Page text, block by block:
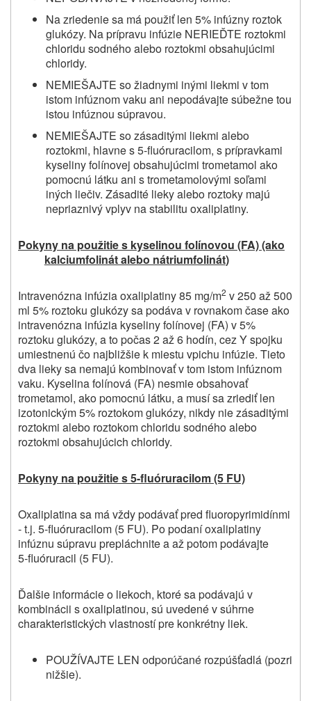
Na zriedenie sa má použiť len 5% infúzny roztok
glukózy. Na prípravu infúzie NERIEĎTE roztokmi
chloridu sodného alebo roztokmi obsahujúcimi
chloridy.
NEMIEŠAJTE so žiadnymi inými liekmi v tom
istom infúznom vaku ani nepodávajte súbežne tou
istou infúznou súpravou.
NEMIEŠAJTE so zásaditými liekmi alebo
roztokmi, hlavne s 5‑fluóruracilom, s prípravkami
kyseliny folínovej obsahujúcimi trometamol ako
pomocnú látku ani s trometamolovými soľami
iných liečiv. Zásadité lieky alebo roztoky majú
nepriaznivý vplyv na stabilitu oxaliplatiny.
Pokyny na použitie s kyselinou folínovou (FA) (ako
kalciumfolinát alebo nátriumfolinát)
Intravenózna infúzia oxaliplatiny 85 mg/m2 v 250 až 500
ml 5% roztoku glukózy sa podáva v rovnakom čase ako
intravenózna infúzia kyseliny folínovej (FA) v 5%
roztoku glukózy, a to počas 2 až 6 hodín, cez Y spojku
umiestnenú čo najbližšie k miestu vpichu infúzie. Tieto
dva lieky sa nemajú kombinovať v tom istom infúznom
vaku. Kyselina folínová (FA) nesmie obsahovať
trometamol, ako pomocnú látku, a musí sa zriediť len
izotonickým 5% roztokom glukózy, nikdy nie zásaditými
roztokmi alebo roztokom chloridu sodného alebo
roztokmi obsahujúcich chloridy.
Pokyny na použitie s 5-fluóruracilom (5 FU)
Oxaliplatina sa má vždy podávať pred fluoropyrimidínmi
- t.j. 5‑fluóruracilom (5 FU). Po podaní oxaliplatiny
infúznu súpravu prepláchnite a až potom podávajte
5‑fluóruracil (5 FU).
Ďalšie informácie o liekoch, ktoré sa podávajú v
kombinácii s oxaliplatinou, sú uvedené v súhrne
charakteristických vlastností pre konkrétny liek.
POUŽÍVAJTE LEN odporúčané rozpúšťadlá (pozri
nižšie).